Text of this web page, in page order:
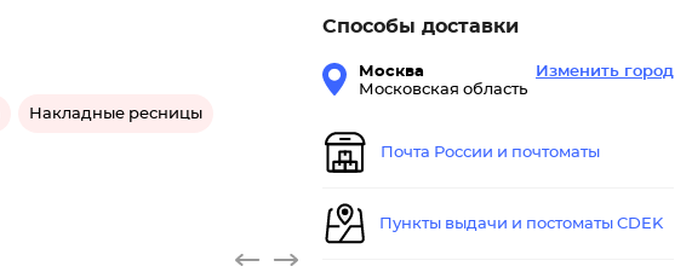
Накладные ресницы
Способы доставки
Москва
Московская область
Изменить город
Почта России и почтоматы
Пункты выдачи и постоматы CDEK